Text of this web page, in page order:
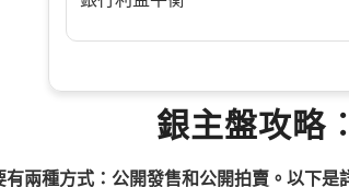
銀主盤攻略
有兩種方式：公開發售和公開拍賣。以下是